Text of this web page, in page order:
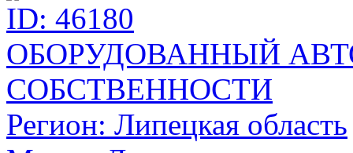
ID: 46180
ОБОРУДОВАННЫЙ
СОБСТВЕННОСТИ
Регион: Липецкая область